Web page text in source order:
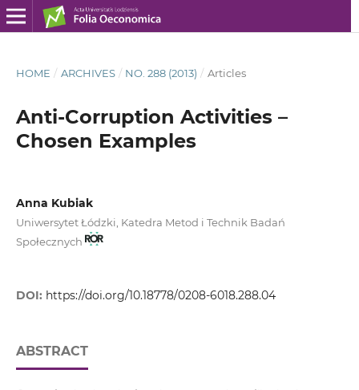
HOME / ARCHIVES / NO. 288 (2013) / Articles
Anti-Corruption Activities –
Chosen Examples
Anna Kubiak
Uniwersytet Łódzki, Katedra Metod i Technik Badań
Społecznych
DOI: https://doi.org/10.18778/0208-6018.288.04
ABSTRACT